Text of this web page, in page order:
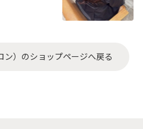
）のショップページへ戻る